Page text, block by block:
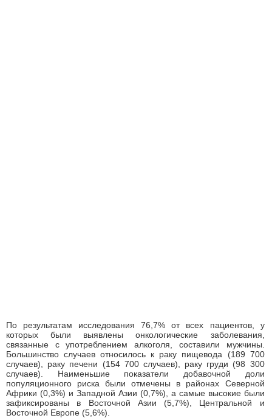
По результатам исследования 76,7% от всех пациентов, у
которых были выявлены онкологические заболевания,
связанные с употреблением алкоголя, составили мужчины.
Большинство случаев относилось к раку пищевода (189 700
случаев), раку печени (154 700 случаев), раку груди (98 300
случаев). Наименьшие показатели добавочной доли
популяционного риска были отмечены в районах Северной
Африки (0,3%) и Западной Азии (0,7%), а самые высокие были
зафиксированы в Восточной Азии (5,7%), Центральной и
Восточной Европе (5,6%).